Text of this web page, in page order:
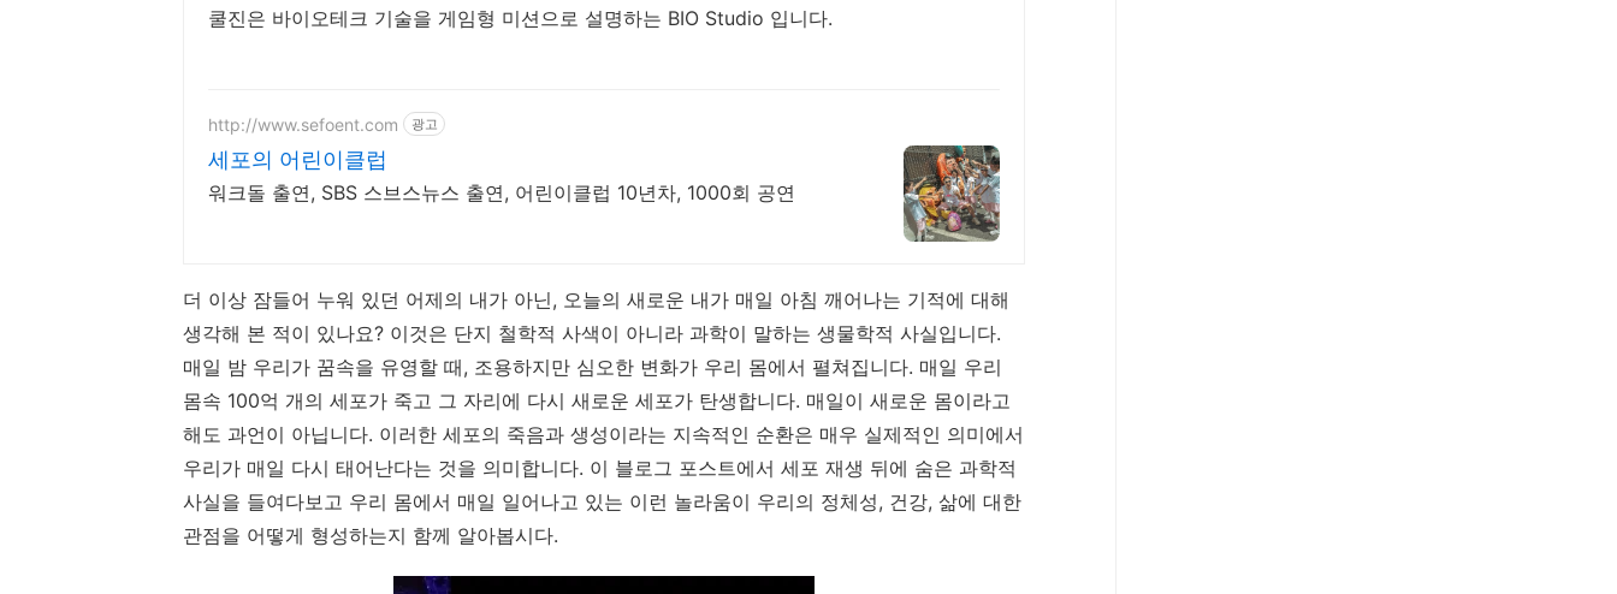
쿨진은 바이오테크 기술을 게임형 미션으로 설명하는 BIO Studio 입니다.
http://www.sefoent.com 광고
세포의 어린이클럽
워크돌 출연, SBS 스브스뉴스 출연, 어린이클럽 10년차, 1000회 공연
더 이상 잠들어 누워 있던 어제의 내가 아닌, 오늘의 새로운 내가 매일 아침 깨어나는 기적에 대해
생각해 본 적이 있나요? 이것은 단지 철학적 사색이 아니라 과학이 말하는 생물학적 사실입니다.
매일 밤 우리가 꿈속을 유영할 때, 조용하지만 심오한 변화가 우리 몸에서 펼쳐집니다. 매일 우리
몸속 100억 개의 세포가 죽고 그 자리에 다시 새로운 세포가 탄생합니다. 매일이 새로운 몸이라고
해도 과언이 아닙니다. 이러한 세포의 죽음과 생성이라는 지속적인 순환은 매우 실제적인 의미에서
우리가 매일 다시 태어난다는 것을 의미합니다. 이 블로그 포스트에서 세포 재생 뒤에 숨은 과학적
사실을 들여다보고 우리 몸에서 매일 일어나고 있는 이런 놀라움이 우리의 정체성, 건강, 삶에 대한
관점을 어떻게 형성하는지 함께 알아봅시다.